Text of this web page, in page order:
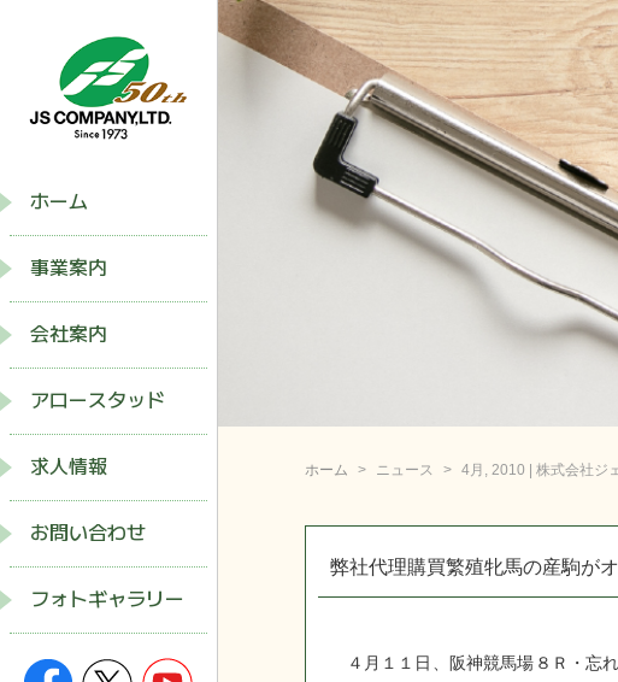
ホーム
事業案内
会社案内
アロースタッド
求人情報
お問い合わせ
フォトギャラリー
ホーム ニュース 4月, 2010 | 株式会社ジ
弊社代理購買繁殖牝馬の産駒が
４月１１日、阪神競馬場８Ｒ・忘